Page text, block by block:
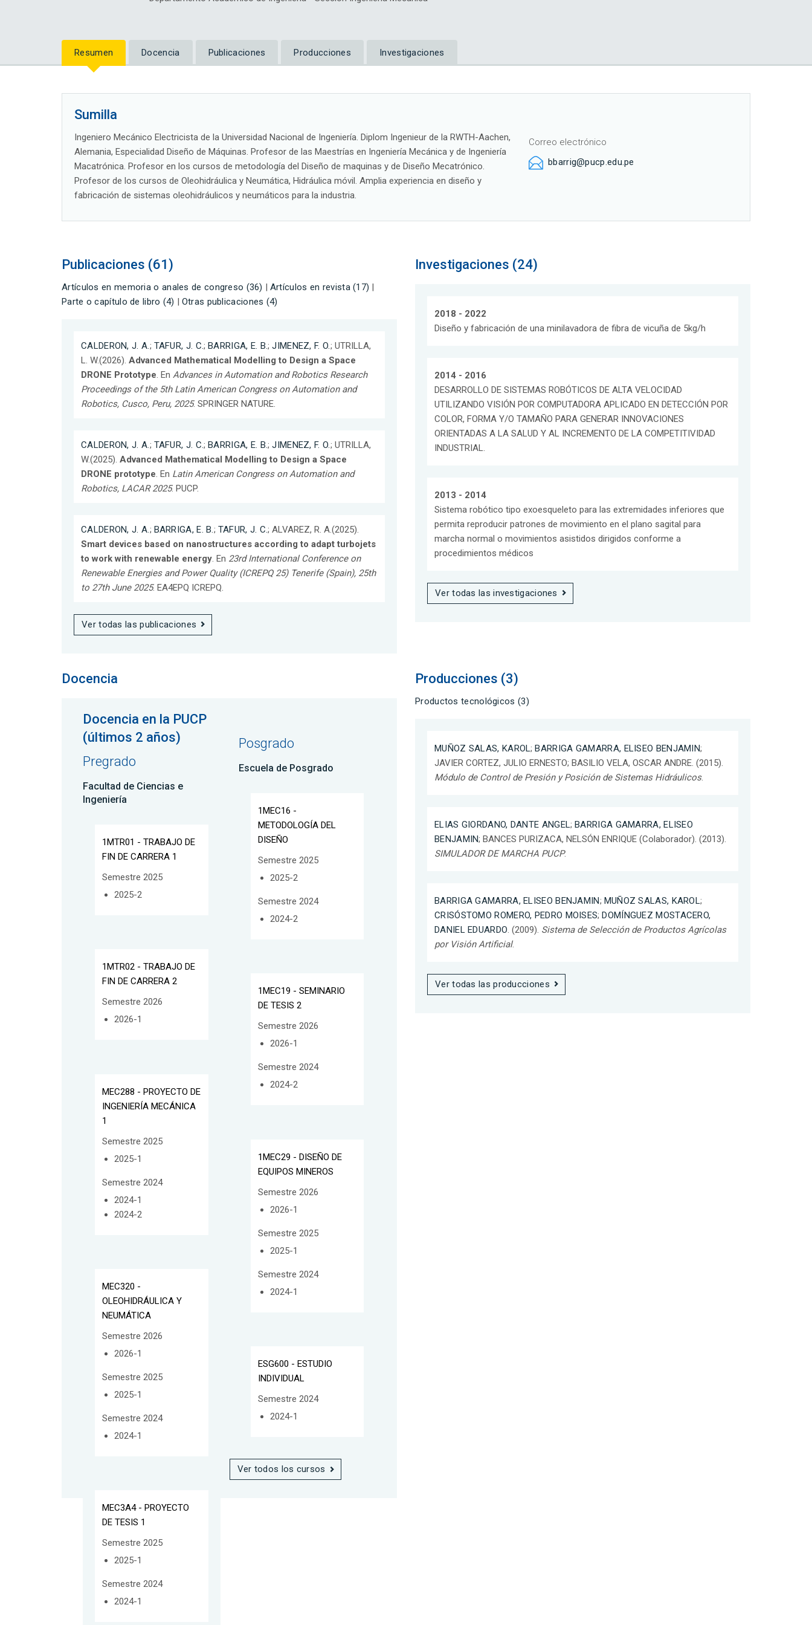
Resumen Docencia Publicaciones Producciones Investigaciones
Sumilla
Ingeniero Mecánico Electricista de la Universidad Nacional de Ingeniería. Diplom Ingenieur de la RWTH-Aachen,
Alemania, Especialidad Diseño de Máquinas. Profesor de las Maestrías en Ingeniería Mecánica y de Ingeniería
Macatrónica. Profesor en los cursos de metodología del Diseño de maquinas y de Diseño Mecatrónico.
Profesor de los cursos de Oleohidráulica y Neumática, Hidráulica móvil. Amplia experiencia en diseño y
fabricación de sistemas oleohidráulicos y neumáticos para la industria.
Correo electrónico
bbarrig@pucp.edu.pe
Publicaciones (61)
Artículos en memoria o anales de congreso (36) Artículos en revista (17)
Parte o capítulo de libro (4)
Otras publicaciones (4)
CALDERON, J. A.; TAFUR, J. C.;BARRIGA, E. B.;JIMENEZ, F. O.; UTRILLA,
L. W.(2026). Advanced Mathematical Modelling to Design a Space
DRONE Prototype. En Advances in Automation and Robotics Research
Proceedings of the 5th Latin American Congress on Automation and
Robotics, Cusco, Peru, 2025. SPRINGER NATURE.
CALDERON, J. A.; TAFUR, J. C.;BARRIGA, E. B.;JIMENEZ, F. O.; UTRILLA,
W.(2025). Advanced Mathematical Modelling to Design a Space
DRONE prototype. En Latin American Congress on Automation and
Robotics, LACAR 2025. PUCP.
CALDERON, J. A.; BARRIGA, E. B.; TAFUR, J. C.; ALVAREZ, R. A.(2025).
Smart devices based on nanostructures according to adapt turbojets
to work with renewable energy. En 23rd International Conference on
Renewable Energies and Power Quality (ICREPQ 25) Tenerife (Spain), 25th
to 27th June 2025. EA4EPQ ICREPQ.
Ver todas las publicaciones
Investigaciones (24)
2018 - 2022
Diseño y fabricación de una minilavadora de fibra de vicuña de 5kg/h
2014 - 2016
DESARROLLO DE SISTEMAS ROBÓTICOS DE ALTA VELOCIDAD
UTILIZANDO VISIÓN POR COMPUTADORA APLICADO EN DETECCIÓN POR
COLOR, FORMA Y/O TAMAÑO PARA GENERAR INNOVACIONES
ORIENTADAS A LA SALUD Y AL INCREMENTO DE LA COMPETITIVIDAD
INDUSTRIAL.
2013 - 2014
Sistema robótico tipo exoesqueleto para las extremidades inferiores que
permita reproducir patrones de movimiento en el plano sagital para
marcha normal o movimientos asistidos dirigidos conforme a
procedimientos médicos
Ver todas las investigaciones
Docencia
Docencia en la PUCP
(últimos 2 años)
Pregrado
Facultad de Ciencias e
Ingeniería
1MTR01 - TRABAJO DE
FIN DE CARRERA 1
Semestre 2025
2025-2
1MTR02 - TRABAJO DE
FIN DE CARRERA 2
Semestre 2026
2026-1
MEC288 - PROYECTO DE
INGENIERÍA MECÁNICA
1
Semestre 2025
2025-1
Semestre 2024
2024-1
2024-2
MEC320 -
OLEOHIDRÁULICA Y
NEUMÁTICA
Semestre 2026
2026-1
Semestre 2025
2025-1
Semestre 2024
2024-1
MEC3A4 - PROYECTO
DE TESIS 1
Semestre 2025
2025-1
Semestre 2024
2024-1
Posgrado
Escuela de Posgrado
1MEC16 -
METODOLOGÍA DEL
DISEÑO
Semestre 2025
2025-2
Semestre 2024
2024-2
1MEC19 - SEMINARIO
DE TESIS 2
Semestre 2026
2026-1
Semestre 2024
2024-2
1MEC29 - DISEÑO DE
EQUIPOS MINEROS
Semestre 2026
2026-1
Semestre 2025
2025-1
Semestre 2024
2024-1
ESG600 - ESTUDIO
INDIVIDUAL
Semestre 2024
2024-1
Ver todos los cursos
Producciones (3)
Productos tecnológicos (3)
MUÑOZ SALAS, KAROL;BARRIGA GAMARRA, ELISEO BENJAMIN;
JAVIER CORTEZ, JULIO ERNESTO; BASILIO VELA, OSCAR ANDRE. (2015).
Módulo de Control de Presión y Posición de Sistemas Hidráulicos.
ELIAS GIORDANO, DANTE ANGEL;BARRIGA GAMARRA, ELISEO
BENJAMIN; BANCES PURIZACA, NELSÓN ENRIQUE (Colaborador). (2013).
SIMULADOR DE MARCHA PUCP.
BARRIGA GAMARRA, ELISEO BENJAMIN; MUÑOZ SALAS, KAROL;
CRISÓSTOMO ROMERO, PEDRO MOISES;DOMÍNGUEZ MOSTACERO,
DANIEL EDUARDO. (2009). Sistema de Selección de Productos Agrícolas
por Visión Artificial.
Ver todas las producciones